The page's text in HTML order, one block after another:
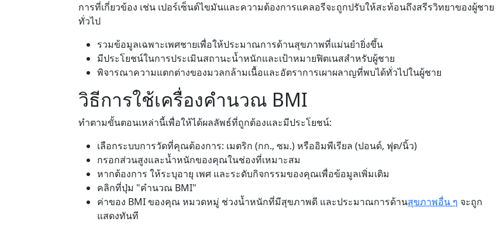
การที่เกี่ยวข้อง เช่น เปอร์เซ็นต์ไขมันและความต้องการแคลอรีจะถูกปรับให้สะท้อนถึงสรีรวิทยาของผู้ชาย
ทั่วไป
รวมข้อมูลเฉพาะเพศชายเพื่อให้ประมาณการด้านสุขภาพที่แม่นยำยิ่งขึ้น
มีประโยชน์ในการประเมินสถานะน้ำหนักและเป้าหมายฟิตเนสสำหรับผู้ชาย
พิจารณาความแตกต่างของมวลกล้ามเนื้อและอัตราการเผาผลาญที่พบได้ทั่วไปในผู้ชาย
วิธีการใช้เครื่องคำนวณ BMI
ทำตามขั้นตอนเหล่านี้เพื่อให้ได้ผลลัพธ์ที่ถูกต้องและมีประโยชน์:
เลือกระบบการวัดที่คุณต้องการ: เมตริก (กก., ซม.) หรืออิมพีเรียล (ปอนด์, ฟุต/นิ้ว)
กรอกส่วนสูงและน้ำหนักของคุณในช่องที่เหมาะสม
หากต้องการ ให้ระบุอายุ เพศ และระดับกิจกรรมของคุณเพื่อข้อมูลเพิ่มเติม
คลิกที่ปุ่ม "คำนวณ BMI"
ค่าของ BMI ของคุณ หมวดหมู่ ช่วงน้ำหนักที่มีสุขภาพดี และประมาณการด้านสุขภาพอื่น ๆ จะถูก
แสดงทันที